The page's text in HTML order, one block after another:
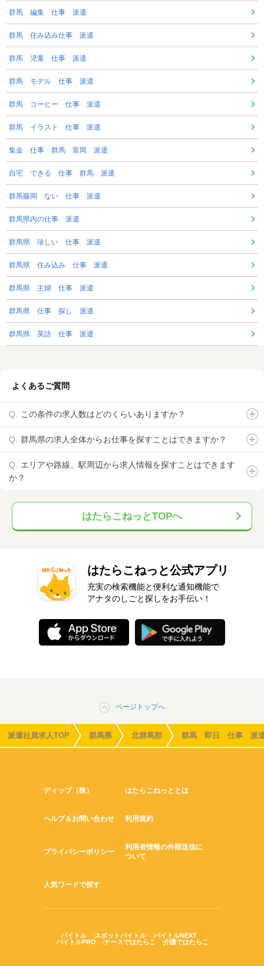
群馬 編集 仕事 派遣
群馬 住み込み仕事 派遣
群馬 児童 仕事 派遣
群馬 モデル 仕事 派遣
群馬 コーヒー 仕事 派遣
群馬 イラスト 仕事 派遣
集金 仕事 群馬 富岡 派遣
自宅 できる 仕事 群馬 派遣
群馬藤岡 ない 仕事 派遣
群馬県内の仕事 派遣
群馬県 珍しい 仕事 派遣
群馬県 住み込み 仕事 派遣
群馬県 主婦 仕事 派遣
群馬県 仕事 探し 派遣
群馬県 英語 仕事 派遣
よくあるご質問
この条件の求人数はどのくらいありますか？
群馬県の求人全体からお仕事を探すことはできますか？
エリアや路線、駅周辺から求人情報を探すことはできます
か？
はたらこねっとTOPへ
はたらこねっと公式アプリ
充実の検索機能と便利な通知機能で
アナタのしごと探しをお手伝い！
ページトップへ
派遣社員求人TOP 群馬県 北群馬郡 群馬 即日 仕事 派遣
ディップ（株） はたらこねっととは
ヘルプ＆お問い合わせ 利用規約
プライバシーポリシー
利用者情報の外部送信に
ついて
人気ワードで探す
バイトル スポットバイトル
バイトルNEXT
バイトルPRO
ナースではたらこ 介護ではたらこ